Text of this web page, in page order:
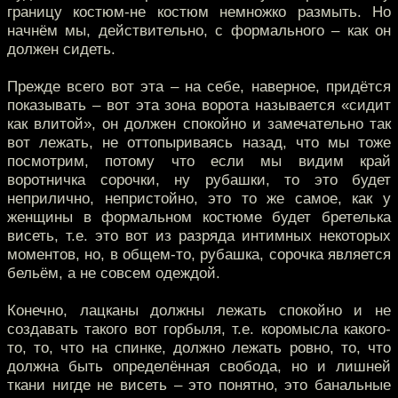
границу костюм-не костюм немножко размыть. Но
начнём мы, действительно, с формального – как он
должен сидеть.
Прежде всего вот эта – на себе, наверное, придётся
показывать – вот эта зона ворота называется «сидит
как влитой», он должен спокойно и замечательно так
вот лежать, не оттопыриваясь назад, что мы тоже
посмотрим, потому что если мы видим край
воротничка сорочки, ну рубашки, то это будет
неприлично, непристойно, это то же самое, как у
женщины в формальном костюме будет бретелька
висеть, т.е. это вот из разряда интимных некоторых
моментов, но, в общем-то, рубашка, сорочка является
бельём, а не совсем одеждой.
Конечно, лацканы должны лежать спокойно и не
создавать такого вот горбыля, т.е. коромысла какого-
то, то, что на спинке, должно лежать ровно, то, что
должна быть определённая свобода, но и лишней
ткани нигде не висеть – это понятно, это банальные